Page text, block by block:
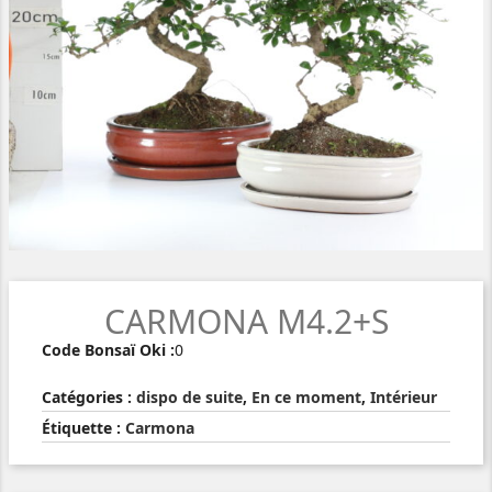
CARMONA M4.2+S
Code Bonsaï Oki :0
Catégories : dispo de suite, En ce moment, Intérieur
Étiquette : Carmona